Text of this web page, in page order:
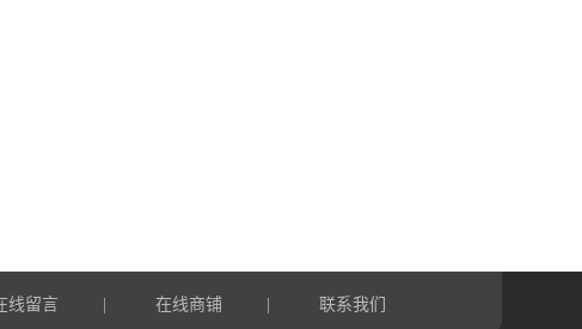
线留言 在线商铺 联系我们